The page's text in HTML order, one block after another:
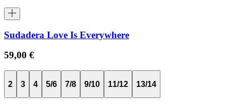
Sudadera Love Is Everywhere
59,00 €
2 3 4 5/6 7/8 9/10 11/12 13/14